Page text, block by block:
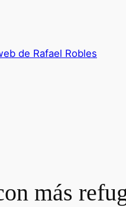
de Rafael Robles
más